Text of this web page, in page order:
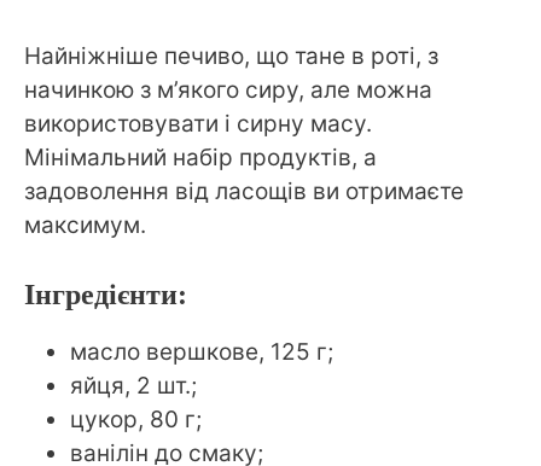
Найніжніше печиво, що тане в роті, з
начинкою з м’якого сиру, але можна
використовувати і сирну масу.
Мінімальний набір продуктів, а
задоволення від ласощів ви отримаєте
максимум.
Інгредієнти:
масло вершкове, 125 г;
яйця, 2 шт.;
цукор, 80 г;
ванілін до смаку;